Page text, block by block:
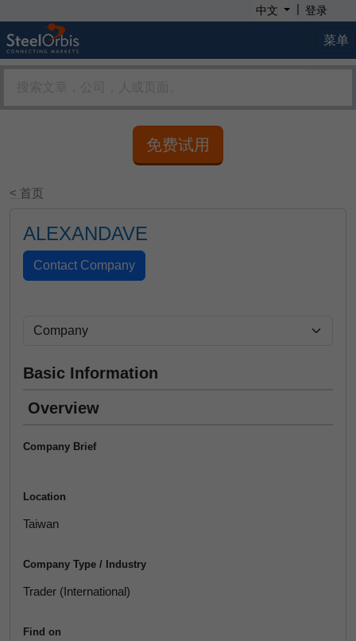
中文 | 登录
菜单
免费试用
< 首页
ALEXANDAVE
Basic Information
Overview
Company Brief
Location
Taiwan
Company Type / Industry
Trader (International)
Find on